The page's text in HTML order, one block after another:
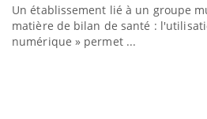
Un établissement lié à un groupe
matière de bilan de santé :
numérique » permet ...